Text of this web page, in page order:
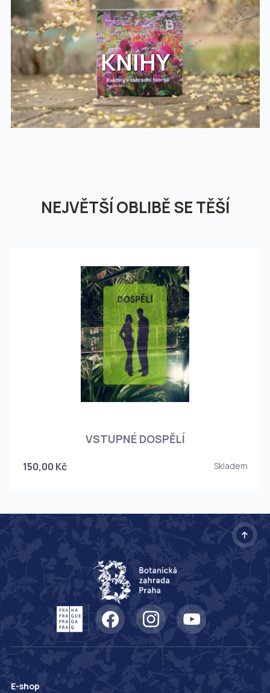
KNIHY
NEJVĚTŠÍ OBLIBĚ SE TĚŠÍ
VSTUPNÉ DOSPĚLÍ
150,00 Kč Skladem
E-shop